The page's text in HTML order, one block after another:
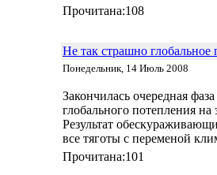
Прочитана:108
Не так страшно
Понедельник, 14 Июль 2008
Закончилась очередная
глобального потепления
Результат
все тяготы с переменой
Прочитана:101